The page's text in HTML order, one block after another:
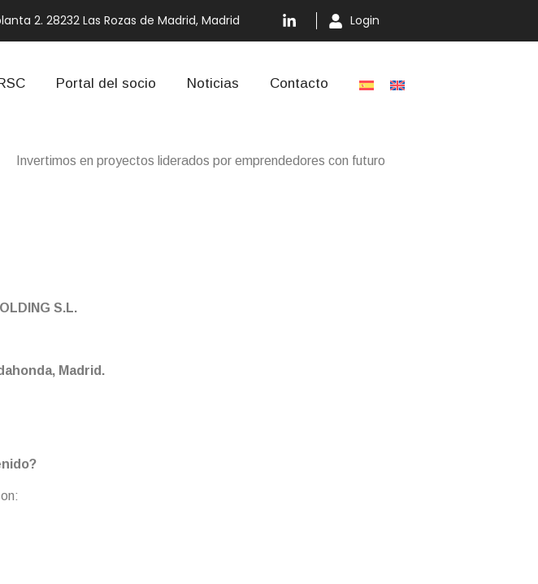
2. 28232 Las Rozas de Madrid, Madrid Login
Portal del socio Noticias Contacto
Invertimos en proyectos liderados por emprendedores con futuro
S.L.
Madrid.